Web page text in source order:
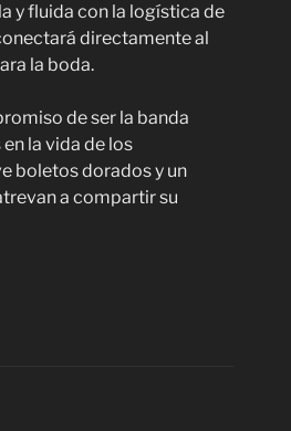
y fluida con la logística de
directamente al
la boda.
de ser la banda
la vida de los
boletos dorados y un
a compartir su